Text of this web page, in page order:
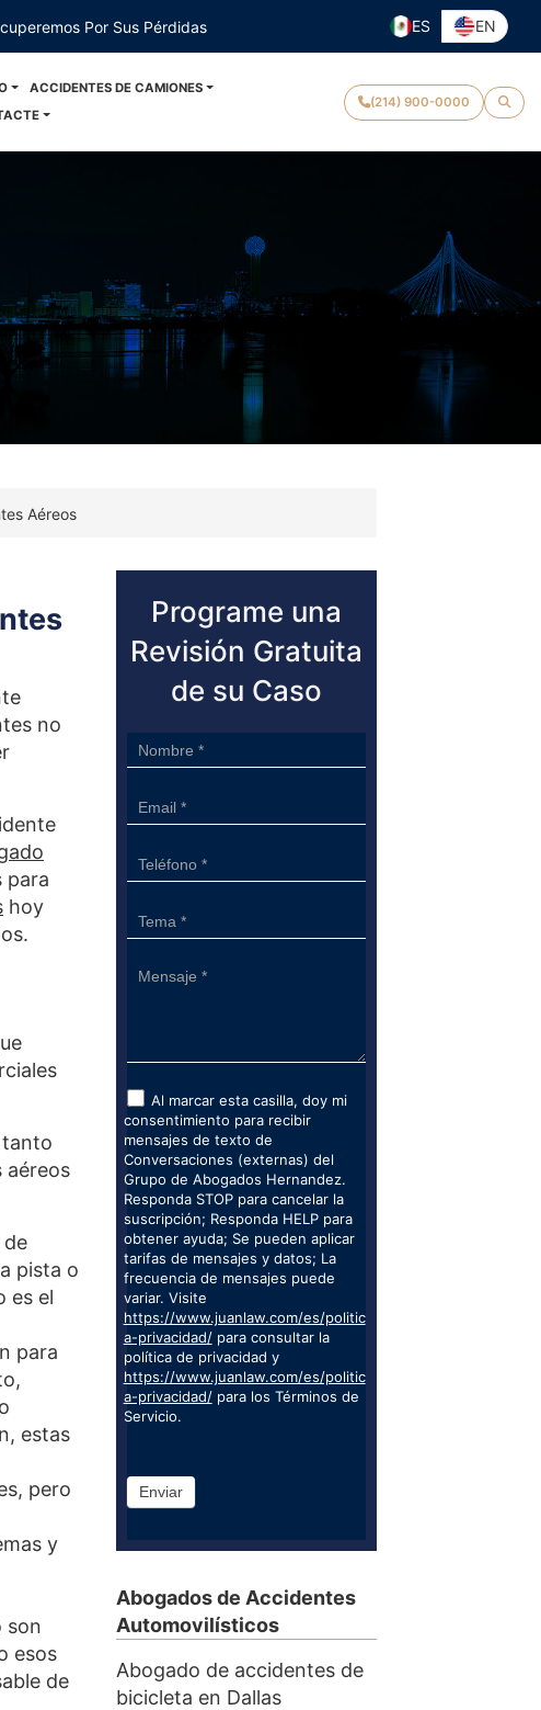
Por Sus Pérdidas ES EN
ACCIDENTES DE CAMIONES
(214) 900-0000
Aéreos
no
para
hoy
tanto
aéreos
de
pista o
es el
para
estas
pero
y
son
esos
de
Programe una
Revisión Gratuita
de su Caso
Sidebar
Form
Al marcar esta casilla, doy mi
consentimiento para recibir
mensajes de texto de
Conversaciones (externas) del
Grupo de Abogados Hernandez.
Responda STOP para cancelar la
suscripción; Responda HELP para
obtener ayuda; Se pueden aplicar
tarifas de mensajes y datos; La
frecuencia de mensajes puede
variar. Visite
https://www.juanlaw.com/es/politic
a-privacidad/para consultar la
política de privacidad y
https://www.juanlaw.com/es/politic
a-privacidad/para los Términos de
Servicio.
Enviar
Abogados de Accidentes
Automovilísticos
Abogado de accidentes de
bicicleta en Dallas